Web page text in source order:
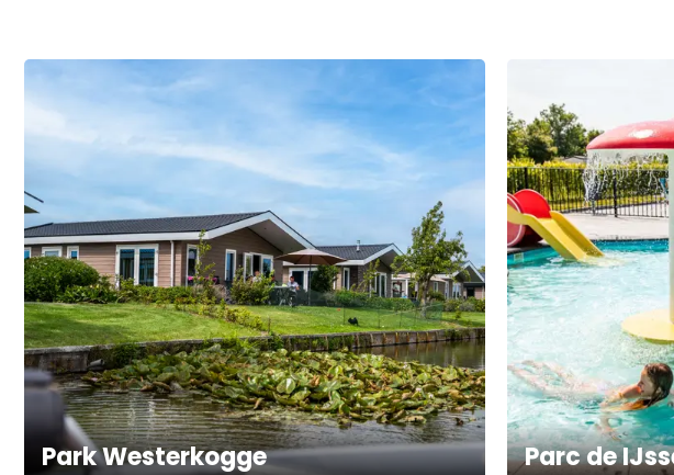
Park Westerkogge Parc de